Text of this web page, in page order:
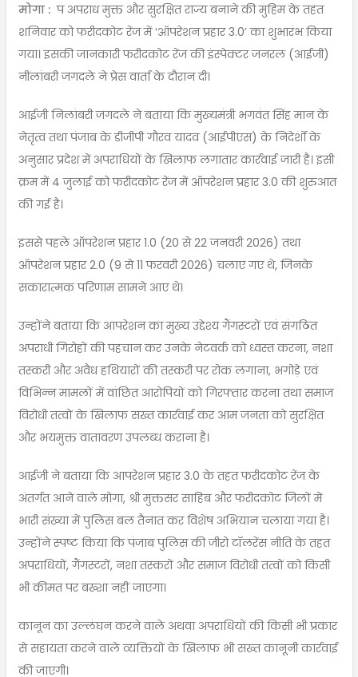
मोगा :प अपराध मुक्त और सुरक्षित राज्य बनाने की मुहिम के तहत
शनिवार को फरीदकोट रेंज में ‘ऑपरेशन प्रहार 3.0’ का शुभारंभ किया
गया। इसकी जानकारी फरीदकोट रेंज की इंस्पेक्टर जनरल (आईजी)
नीलांबरी जगदले ने प्रेस वार्ता के दौरान दी।
आईजी निलांबरी जगदले ने बताया कि मुख्यमंत्री भगवंत सिंह मान के
नेतृत्व तथा पंजाब के डीजीपी गौरव यादव (आईपीएस) के निदेर्शों के
अनुसार प्रदेश में अपराधियों के खिलाफ लगातार कार्रवाई जारी है। इसी
क्रम में 4 जुलाई को फरीदकोट रेंज में ऑपरेशन प्रहार 3.0 की शुरुआत
की गई है।
इससे पहले ऑपरेशन प्रहार 1.0 (20 से 22 जनवरी 2026) तथा
ऑपरेशन प्रहार 2.0 (9 से 11 फरवरी 2026) चलाए गए थे, जिनके
सकारात्मक परिणाम सामने आए थे।
उन्होंने बताया कि आपरेशन का मुख्य उद्देश्य गैंगस्टरों एवं संगठित
अपराधी गिरोहों की पहचान कर उनके नेटवर्क को ध्वस्त करना, नशा
तस्करी और अवैध हथियारों की तस्करी पर रोक लगाना, भगोड़े एवं
विभिन्न मामलों में वांछित आरोपियों को गिरफ्तार करना तथा समाज
विरोधी तत्वों के खिलाफ सख्त कार्रवाई कर आम जनता को सुरक्षित
और भयमुक्त वातावरण उपलब्ध कराना है।
आईजी ने बताया कि आपरेशन प्रहार 3.0 के तहत फरीदकोट रेंज के
अंतर्गत आने वाले मोगा, श्री मुक्तसर साहिब और फरीदकोट जिलों में
भारी संख्या में पुलिस बल तैनात कर विशेष अभियान चलाया गया है।
उन्होंने स्पष्ट किया कि पंजाब पुलिस की जीरो टॉलरेंस नीति के तहत
अपराधियों, गैंगस्टरों, नशा तस्करों और समाज विरोधी तत्वों को किसी
भी कीमत पर बख्शा नहीं जाएगा।
कानून का उल्लंघन करने वाले अथवा अपराधियों की किसी भी प्रकार
से सहायता करने वाले व्यक्तियों के खिलाफ भी सख्त कानूनी कार्रवाई
की जाएगी।